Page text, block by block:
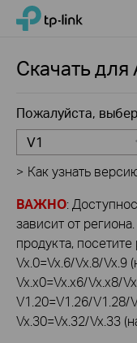
Click
navigation
TP-Link, Reliably Smart
Скачать для
Пожалуйста,
V1
> Как узнать
ВАЖНО:
зависит от
продукта,
Vx.0=Vx.6/Vx.8/Vx.9
Vx.x0=Vx.x6/Vx.x8/
V1.20=V1.26/V1.28/
Vx.30=Vx.32/Vx.33